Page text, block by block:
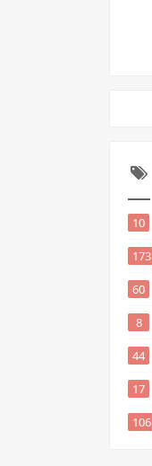
10
173
60
8
44
17
106